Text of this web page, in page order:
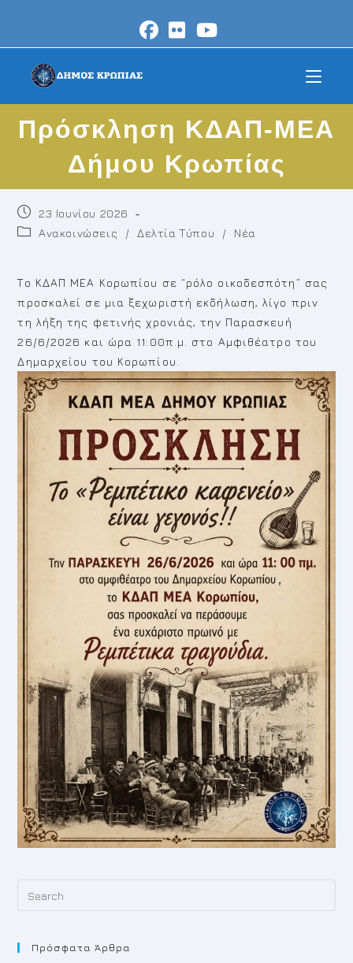
content
Πρόσκληση ΚΔΑΠ-ΜΕΑ
Δήμου Κρωπίας
Post
published:
23 Ιουνίου 2026
PostΑνακοινώσεις / Δελτία Τύπου / Νέα
Το ΚΔΑΠ ΜΕΑ Κορωπίου σε “ρόλο οικοδεσπότη” σας
προσκαλεί σε μια ξεχωριστή εκδήλωση, λίγο πριν
τη λήξη της φετινής χρονιάς, την Παρασκευή
26/6/2026 και ώρα 11:00π.μ. στο Αμφιθέατρο του
Δημαρχείου του Κορωπίου.
Πρόσφατα Άρθρα